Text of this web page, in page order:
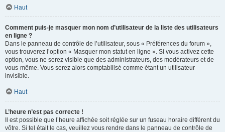
Haut
Comment puis-je masquer mon nom d’utilisateur de la liste des utilisateurs
en ligne ?
Dans le panneau de contrôle de l’utilisateur, sous « Préférences du forum »,
vous trouverez l’option « Masquer mon statut en ligne ». Si vous activez cette
option, vous ne serez visible que des administrateurs, des modérateurs et de
vous-même. Vous serez alors comptabilisé comme étant un utilisateur
invisible.
Haut
L’heure n’est pas correcte !
Il est possible que l’heure affichée soit réglée sur un fuseau horaire différent du
vôtre. Si tel était le cas, veuillez vous rendre dans le panneau de contrôle de